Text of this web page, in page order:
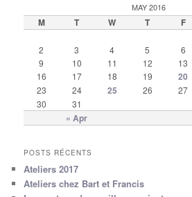
MAY 2016
M T W T F
« Apr
2
3 4 5 6
9
10 11 12 13
16
17 18 19 20
23
24 25 26 27
30 31
POSTS RÉCENTS
Ateliers 2017
Ateliers chez Bart et Francis